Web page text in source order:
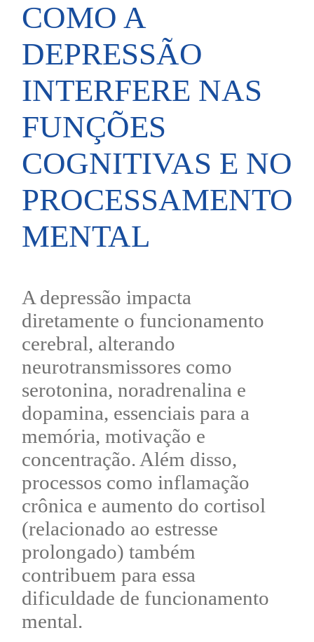
COMO A
DEPRESSÃO
INTERFERE NAS
FUNÇÕES
COGNITIVAS E NO
PROCESSAMENTO
MENTAL
A depressão impacta
diretamente o funcionamento
cerebral, alterando
neurotransmissores como
serotonina, noradrenalina e
dopamina, essenciais para a
memória, motivação e
concentração. Além disso,
processos como inflamação
crônica e aumento do cortisol
(relacionado ao estresse
prolongado) também
contribuem para essa
dificuldade de funcionamento
mental.